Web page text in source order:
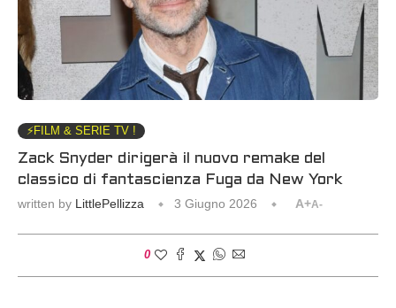
⚡️FILM & SERIE TV !
Zack Snyder dirigerà il nuovo remake del
classico di fantascienza Fuga da New York
written by LittlePellizza 3 Giugno 2026 A+A-
0